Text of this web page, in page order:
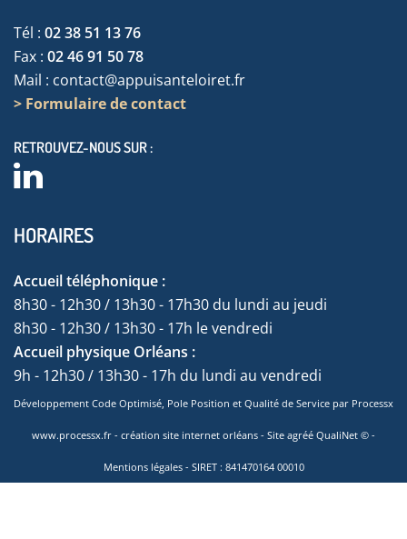
Tél : 02 38 51 13 76
Fax : 02 46 91 50 78
Mail : contact@appuisanteloiret.fr
> Formulaire de contact
RETROUVEZ-NOUS SUR :
HORAIRES
Accueil téléphonique :
8h30 - 12h30 / 13h30 - 17h30 du lundi au jeudi
8h30 - 12h30 / 13h30 - 17h le vendredi
Accueil physique Orléans :
9h - 12h30 / 13h30 - 17h du lundi au vendredi
Développement Code Optimisé, Pole Position et Qualité de Service par Processx
www.processx.fr - création site internet orléans - Site agréé QualiNet © -
Mentions légales- SIRET : 841470164 00010